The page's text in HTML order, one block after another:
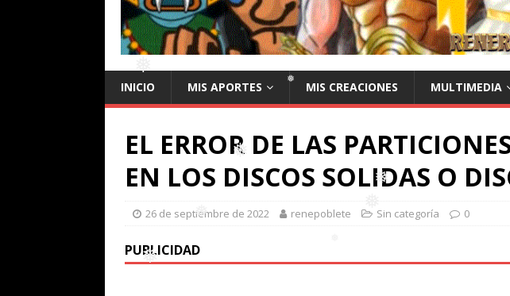
❅
❅
❅
❅
INICIO MIS APORTES MIS CREACIONES MULTIMEDIA
EL ERROR DE LAS
EN LOS DISCOS SOLIDAS O
26 de septiembre de 2022 renepoblete Sin categoría 0
PUBLICIDAD